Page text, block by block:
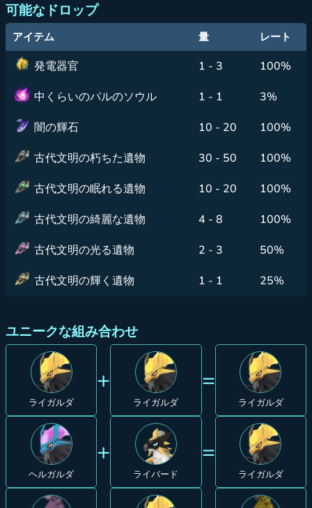
可能なドロップ
アイテム 量 レート
発電器官 1 - 3
100%
中くらいのパルのソウル
1 - 1
3%
闇の輝石
10 - 20
100%
古代文明の朽ちた遺物
30 - 50
100%
古代文明の眠れる遺物
10 - 20
100%
古代文明の綺麗な遺物
4 - 8
100%
古代文明の光る遺物
2 - 3
50%
古代文明の輝く遺物
1 - 1 25%
ユニークな組み合わせ
ライガルダ
+
ライガルダ
=
ライガルダ
ヘルガルダ
+
ライバード
=
ライガルダ